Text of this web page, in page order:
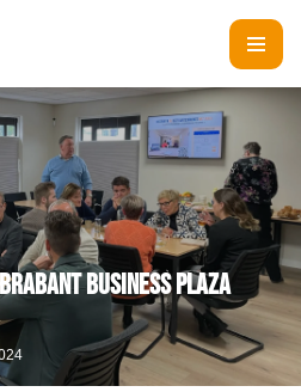
Business Plaza